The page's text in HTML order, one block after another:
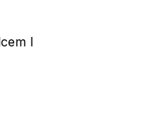
I